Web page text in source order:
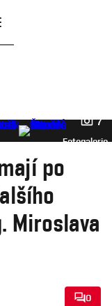
7
Fotogalerie
po
Miroslava
0